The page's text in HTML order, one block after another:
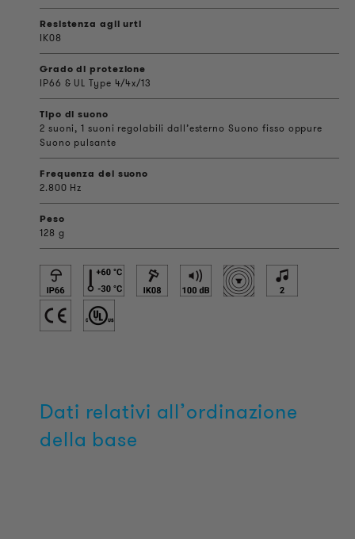
Resistenza agli urti
IK08
Grado di protezione
IP66 & UL Type 4/4x/13
Tipo di suono
2 suoni, 1 suoni regolabili dall’esterno Suono fisso oppure
Suono pulsante
Frequenza del suono
2.800 Hz
Peso
128 g
Dati relativi all’ordinazione
della base